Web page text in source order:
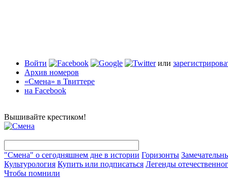
Войти или
Архив номеров
«Смена» в Твиттере
на Facebook
Вышивайте крестиком!
"Смена" о сегодняшнем дне в истории Горизонты
Культурология Купить или подписаться Легенды
Чтобы помнили